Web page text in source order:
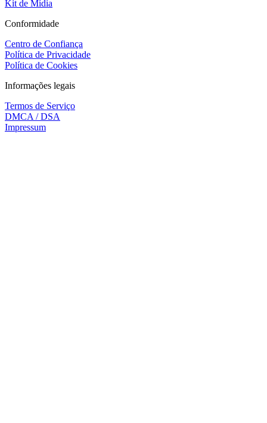
Kit de Mídia
Conformidade
Centro de Confiança
Política de Privacidade
Política de Cookies
Informações legais
Termos de Serviço
DMCA / DSA
Impressum